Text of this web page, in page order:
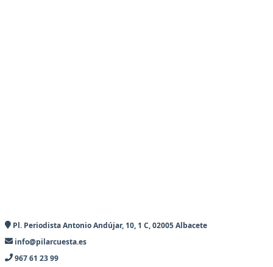
Pl. Periodista Antonio Andújar, 10, 1 C, 02005 Albacete
info@pilarcuesta.es
967 61 23 99